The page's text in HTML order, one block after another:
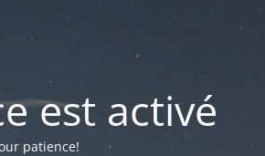
est activé
patience!